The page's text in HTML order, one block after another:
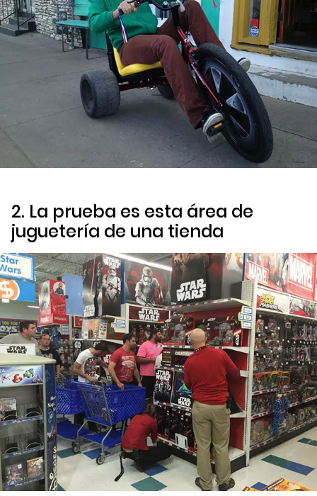
2. La prueba es esta área de
juguetería de una tienda